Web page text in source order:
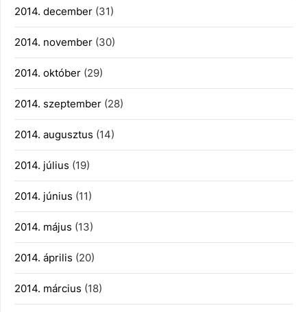
2014. december (31)
2014. november (30)
2014. október (29)
2014. szeptember (28)
2014. augusztus (14)
2014. július (19)
2014. június (11)
2014. május (13)
2014. április (20)
2014. március (18)